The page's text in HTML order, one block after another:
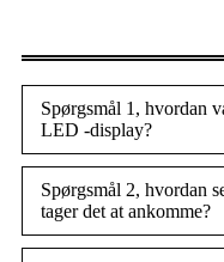
Spørgsmål 1, hvordan
LED -display?
Spørgsmål 2, hvordan
tager det at ankomme?